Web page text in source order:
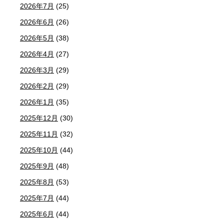
2026年7月 (25)
2026年6月 (26)
2026年5月 (38)
2026年4月 (27)
2026年3月 (29)
2026年2月 (29)
2026年1月 (35)
2025年12月 (30)
2025年11月 (32)
2025年10月 (44)
2025年9月 (48)
2025年8月 (53)
2025年7月 (44)
2025年6月 (44)